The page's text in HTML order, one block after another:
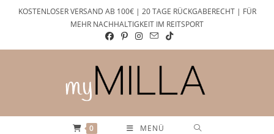
KOSTENLOSER VERSAND AB 100€ | 20 TAGE RÜCKGABERECHT | FÜR
MEHR NACHHALTIGKEIT IM REITSPORT
0 MENÜ